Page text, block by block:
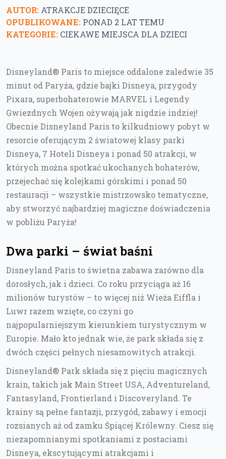
AUTOR: ATRAKCJE DZIECIĘCE
OPUBLIKOWANE: PONAD 2 LAT TEMU
KATEGORIE: CIEKAWE MIEJSCA DLA DZIECI
Disneyland® Paris to miejsce oddalone zaledwie 35
minut od Paryża, gdzie bajki Disneya, przygody
Pixara, superbohaterowie MARVEL i Legendy
Gwiezdnych Wojen ożywają jak nigdzie indziej!
Obecnie Disneyland Paris to kilkudniowy pobyt w
resorcie oferującym 2 światowej klasy parki
Disneya, 7 Hoteli Disneya i ponad 50 atrakcji, w
których można spotkać ukochanych bohaterów,
przejechać się kolejkami górskimi i ponad 50
restauracji – wszystkie mistrzowsko tematyczne,
aby stworzyć najbardziej magiczne doświadczenia
w pobliżu Paryża!
Dwa parki – świat baśni
Disneyland Paris to świetna zabawa zarówno dla
dorosłych, jak i dzieci. Co roku przyciąga aż 16
milionów turystów – to więcej niż Wieża Eiffla i
Luwr razem wzięte, co czyni go
najpopularniejszym kierunkiem turystycznym w
Europie. Mało kto jednak wie, że park składa się z
dwóch części pełnych niesamowitych atrakcji.
Disneyland® Park składa się z pięciu magicznych
krain, takich jak Main Street USA, Adventureland,
Fantasyland, Frontierland i Discoveryland. Te
krainy są pełne fantazji, przygód, zabawy i emocji
rozsianych aż od zamku Śpiącej Królewny. Ciesz się
niezapomnianymi spotkaniami z postaciami
Disneya, ekscytującymi atrakcjami i